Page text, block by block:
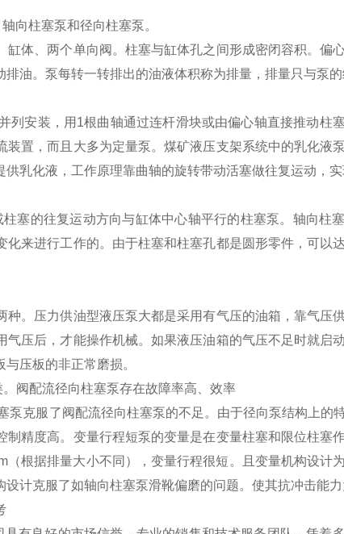
向柱塞泵和径向柱塞泵。
体、两个单向阀。柱塞与缸体孔之间形成密闭容积。偏
油。泵每转一转排出的油液体积称为排量，排量只与泵的
列安装，用1根曲轴通过连杆滑块或由偏心轴直接推动柱
置，而且大多为定量泵。煤矿液压支架系统中的乳化液
乳化液，工作原理靠曲轴的旋转带动活塞做往复运动，实
塞的往复运动方向与缸体中心轴平行的柱塞泵。轴向柱
来进行工作的。由于柱塞和柱塞孔都是圆形零件，可以
。压力供油型液压泵大都是采用有气压的油箱，靠气压
压后，才能操作机械。如果液压油箱的气压不足时就启
压板的非正常磨损。
阀配流径向柱塞泵存在故障率高、效率
泵克服了阀配流径向柱塞泵的不足。由于径向泵结构上的
精度高。变量行程短泵的变量是在变量柱塞和限位柱塞
根据排量大小不同），变量行程很短。且变量机构设计
计克服了如轴向柱塞泵滑靴偏磨的问题。使其抗冲击能力